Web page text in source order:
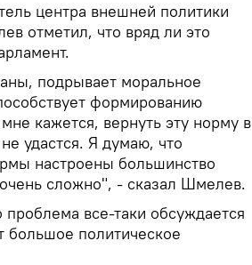
центра внешней политики
отметил, что вряд ли это
подрывает моральное
формированию
кажется, вернуть эту норму в
удастся. Я думаю, что
настроены большинство
сложно", - сказал Шмелев.
все-таки обсуждается
большое политическое